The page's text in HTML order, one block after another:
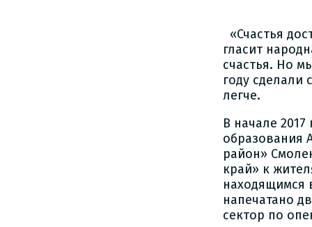
«Счастья
гласит
счастья. Но
году сделали
легче.
В начале
образования
район»
край» к
находящимся
напечатано
сектор по